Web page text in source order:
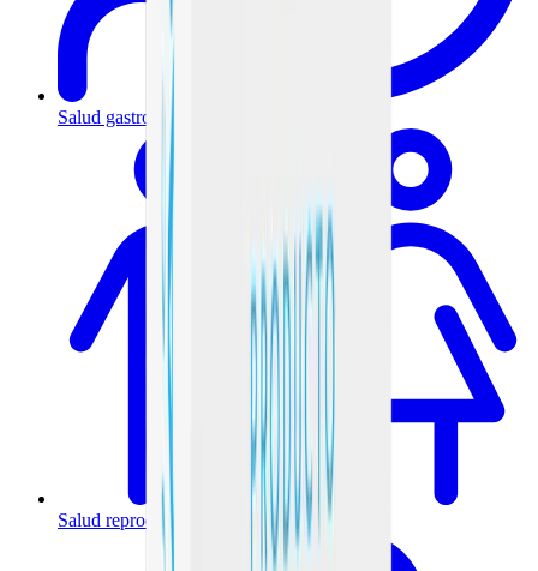
Salud gastrointestinal y metabólica
Salud reproductiva y hormonal